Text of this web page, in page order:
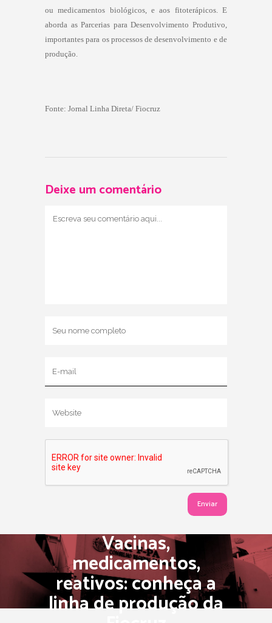
ou medicamentos biológicos, e aos fitoterápicos. E
aborda as Parcerias para Desenvolvimento Produtivo,
importantes para os processos de desenvolvimento e de
produção.
Fonte: Jornal Linha Direta/ Fiocruz
Deixe um comentário
Vacinas,
medicamentos,
reativos: conheça a
linha de produção da